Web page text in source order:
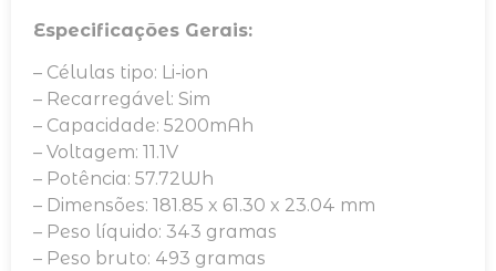
Especificações Gerais:
– Células tipo: Li-ion
– Recarregável: Sim
– Capacidade: 5200mAh
– Voltagem: 11.1V
– Potência: 57.72Wh
– Dimensões: 181.85 x 61.30 x 23.04 mm
– Peso líquido: 343 gramas
– Peso bruto: 493 gramas